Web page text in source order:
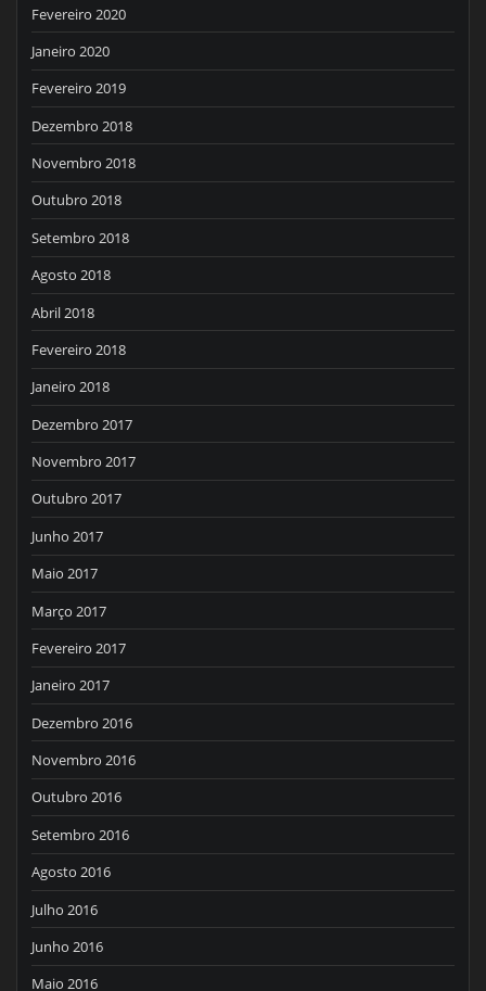
Fevereiro 2020
Janeiro 2020
Fevereiro 2019
Dezembro 2018
Novembro 2018
Outubro 2018
Setembro 2018
Agosto 2018
Abril 2018
Fevereiro 2018
Janeiro 2018
Dezembro 2017
Novembro 2017
Outubro 2017
Junho 2017
Maio 2017
Março 2017
Fevereiro 2017
Janeiro 2017
Dezembro 2016
Novembro 2016
Outubro 2016
Setembro 2016
Agosto 2016
Julho 2016
Junho 2016
Maio 2016